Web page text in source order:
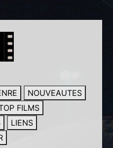
NOUVEAUTES
FILMS
LIENS